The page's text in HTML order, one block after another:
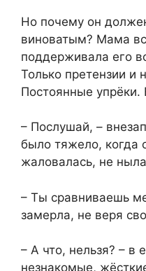
Но почему он
виноватым? Мама
поддерживала его
Только претензии и
Постоянные
– Послушай, –
было тяжело, когда
жаловалась, не
– Ты сравниваешь
замерла, не веря
– А что, нельзя? – в
незнакомые,